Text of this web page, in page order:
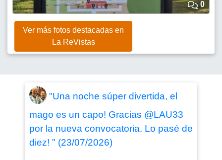
0
Ver más fotos destacadas en
La ReVistas
"Una noche súper divertida, el
mago es un capo! Gracias @LAU33
por la nueva convocatoria. Lo pasé de
diez! " (23/07/2026)